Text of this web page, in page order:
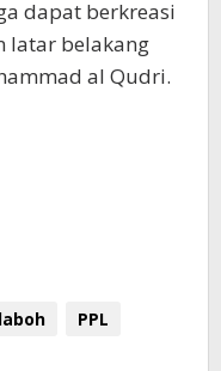
dapat berkreasi
latar belakang
al Qudri.
PPL